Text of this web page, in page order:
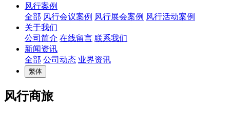
风行案例
全部 风行会议案例 风行展会案例 风行活动案例
关于我们
公司简介 在线留言 联系我们
新闻资讯
全部 公司动态 业界资讯
繁体
风行商旅